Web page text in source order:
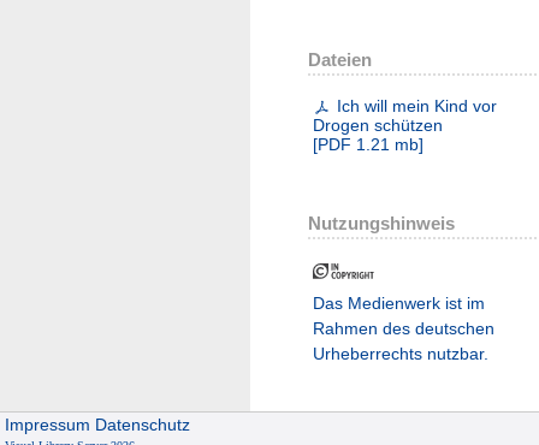
Dateien
Ich will mein Kind vor
Drogen schützen
[PDF 1.21 mb]
Nutzungshinweis
Das Medienwerk ist im
Rahmen des deutschen
Urheberrechts nutzbar.
Impressum Datenschutz